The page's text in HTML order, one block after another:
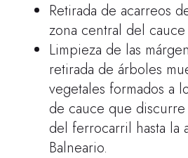
Retirada de acarreos
zona central del cauce
Limpieza de las
retirada de árboles
vegetales formados a
de cauce que
del ferrocarril hasta la
Balneario.